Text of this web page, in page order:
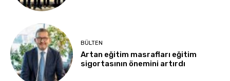
BÜLTEN
Artan eğitim masrafları eğitim
sigortasının önemini artırdı